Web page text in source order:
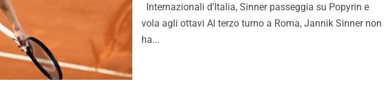
Internazionali d'Italia, Sinner passeggia su Popyrin e
vola agli ottavi Al terzo turno a Roma, Jannik Sinner non
ha...